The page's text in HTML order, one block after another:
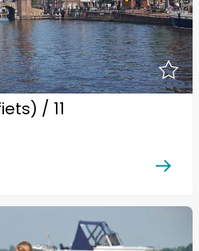
/ 11